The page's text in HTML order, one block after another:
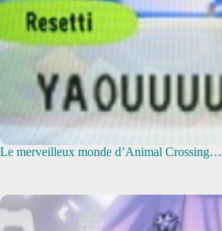
Le merveilleux monde d’Animal Crossing…